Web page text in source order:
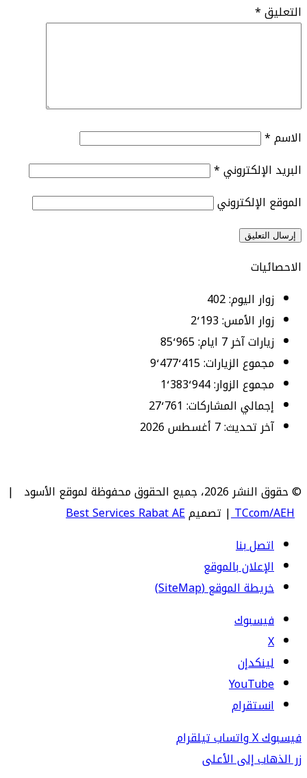
التعليق*
الاسم*
البريد الإلكتروني*
الموقع الإلكتروني
الاحصائيات
زوار اليوم:402
زوار الأمس:2٬193
زيارات آخر 7 ايام:
85٬965
مجموع الزيارات:9٬477٬415
مجموع الزوار:1٬383٬944
إجمالي المشاركات: 27٬761
آخر تحديث:7 أغسطس 2026
© حقوق النشر 2026، جميع الحقوق محفوظة لموقع الأسود |
TCcom/AEH | تصميمBest Services Rabat AE
اتصل بنا
الإعلان بالموقع
خريطة الموقع (SiteMap)
فيسبوك
‫X
لينكدإن
‫YouTube
انستقرام
فيسبوك‫Xواتسابتيلقرام
زر الذهاب إلى الأعلى